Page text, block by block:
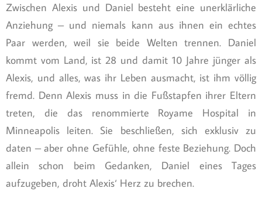
Zwischen Alexis und Daniel besteht eine unerklärliche
Anziehung – und niemals kann aus ihnen ein echtes
Paar werden, weil sie beide Welten trennen. Daniel
kommt vom Land, ist 28 und damit 10 Jahre jünger als
Alexis, und alles, was ihr Leben ausmacht, ist ihm völlig
fremd. Denn Alexis muss in die Fußstapfen ihrer Eltern
treten, die das renommierte Royame Hospital in
Minneapolis leiten. Sie beschließen, sich exklusiv zu
daten – aber ohne Gefühle, ohne feste Beziehung. Doch
allein schon beim Gedanken, Daniel eines Tages
aufzugeben, droht Alexis‘ Herz zu brechen.